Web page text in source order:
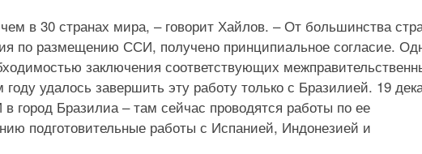
в 30 странах мира, – говорит Хайлов. – От большинства
по размещению ССИ, получено принципиальное согласие.
заключения соответствующих
удалось завершить эту работу только с Бразилией. 19
город Бразилиа – там сейчас проводятся работы по ее
подготовительные работы с Испанией, Индонезией и